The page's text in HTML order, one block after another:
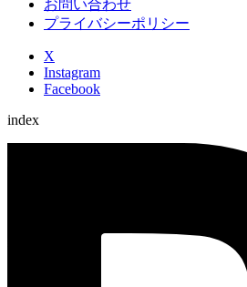
お問い合わせ
プライバシーポリシー
X
Instagram
Facebook
index